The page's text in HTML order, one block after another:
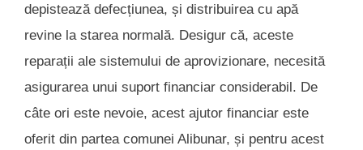
depistează defecțiunea, și distribuirea cu apă
revine la starea normală. Desigur că, aceste
reparații ale sistemului de aprovizionare, necesită
asigurarea unui suport financiar considerabil. De
câte ori este nevoie, acest ajutor financiar este
oferit din partea comunei Alibunar, și pentru acest